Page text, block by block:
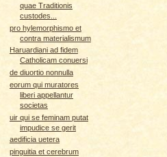
quae Traditionis
custodes...
pro hylemorphismo et
contra materialismum
Haruardiani ad fidem
Catholicam conuersi
de diuortio nonnulla
eorum qui muratores
liberi appellantur
societas
uir qui se feminam putat
impudice se gerit
aedificia uetera
pinguitia et cerebrum